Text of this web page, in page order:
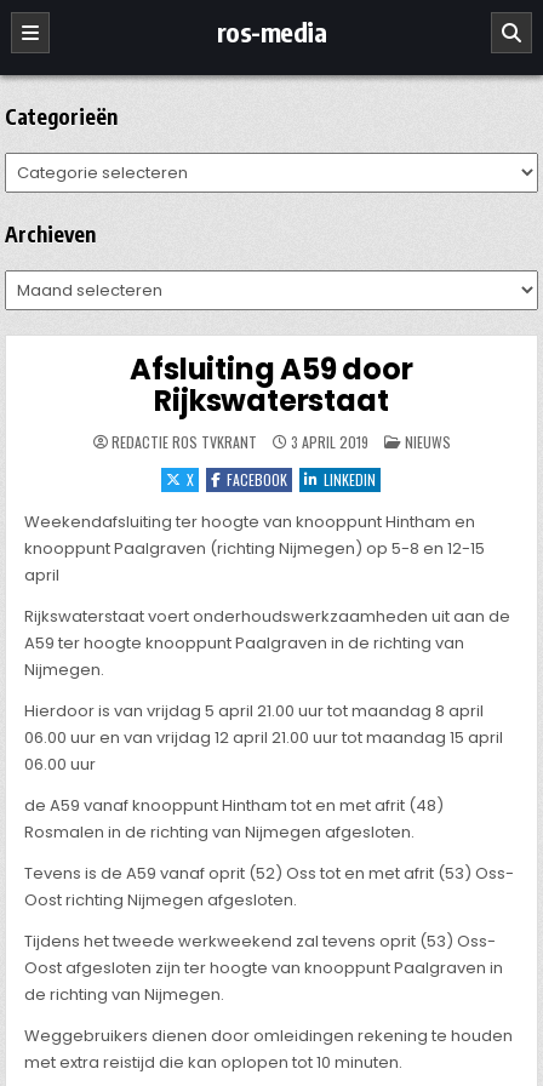
Ga
naar
de
inhoud
ros-media
Categorieën
Categorieën
Archieven
Archieven
Afsluiting A59 door
Rijkswaterstaat
REDACTIE ROS TVKRANT 3 APRIL 2019 GEPLAATST
IN
NIEUWS
X
FACEBOOK LINKEDIN
Weekendafsluiting ter hoogte van knooppunt Hintham en
knooppunt Paalgraven (richting Nijmegen) op 5-8 en 12-15
april
Rijkswaterstaat voert onderhoudswerkzaamheden uit aan de
A59 ter hoogte knooppunt Paalgraven in de richting van
Nijmegen.
Hierdoor is van vrijdag 5 april 21.00 uur tot maandag 8 april
06.00 uur en van vrijdag 12 april 21.00 uur tot maandag 15 april
06.00 uur
de A59 vanaf knooppunt Hintham tot en met afrit (48)
Rosmalen in de richting van Nijmegen afgesloten.
Tevens is de A59 vanaf oprit (52) Oss tot en met afrit (53) Oss-
Oost richting Nijmegen afgesloten.
Tijdens het tweede werkweekend zal tevens oprit (53) Oss-
Oost afgesloten zijn ter hoogte van knooppunt Paalgraven in
de richting van Nijmegen.
Weggebruikers dienen door omleidingen rekening te houden
met extra reistijd die kan oplopen tot 10 minuten.